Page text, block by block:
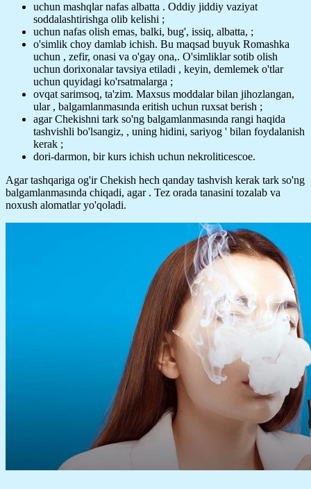
uchun mashqlar nafas albatta . Oddiy jiddiy vaziyat
soddalashtirishga olib kelishi ;
uchun nafas olish emas, balki, bug', issiq, albatta, ;
o'simlik choy damlab ichish. Bu maqsad buyuk Romashka
uchun , zefir, onasi va o'gay ona,. O'simliklar sotib olish
uchun dorixonalar tavsiya etiladi , keyin, demlemek o'tlar
uchun quyidagi ko'rsatmalarga ;
ovqat sarimsoq, ta'zim. Maxsus moddalar bilan jihozlangan,
ular , balgamlanmasında eritish uchun ruxsat berish ;
agar Chekishni tark so'ng balgamlanmasında rangi haqida
tashvishli bo'lsangiz, , uning hidini, sariyog ' bilan foydalanish
kerak ;
dori-darmon, bir kurs ichish uchun nekroliticescoe.
Agar tashqariga og'ir Chekish hech qanday tashvish kerak tark so'ng
balgamlanmasında chiqadi, agar . Tez orada tanasini tozalab va
noxush alomatlar yo'qoladi.